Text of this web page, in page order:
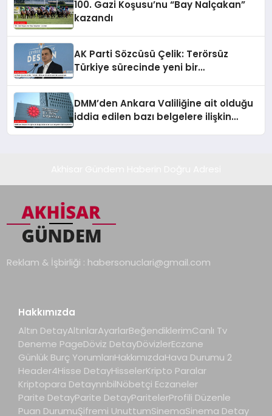
100. Gazi Koşusu’nu “Bay Nalçakan”
kazandı
AK Parti Sözcüsü Çelik: Terörsüz
Türkiye sürecinde yeni bir
DMM’den Ankara Valiliğine ait olduğu
iddia edilen bazı belgelere ilişkin
Reklam & İşbirliği : habersonuclari@gmail.com
Hakkımızda
Altın DetayAltınlarAyarlarBeğendiklerimCanlı Tv
Deneme PageDöviz DetayDövizlerEczane
Günlük Burç YorumlarıHakkımızdaHava Durumu 2
Header4Hisse DetayHisselerKripto Paralar
Kriptopara DetaynnbilNöbetçi Eczaneler
Parite DetayParite DetayParitelerProfili Düzenle
Puan DurumuŞifremi UnuttumSinemaSinema Detay